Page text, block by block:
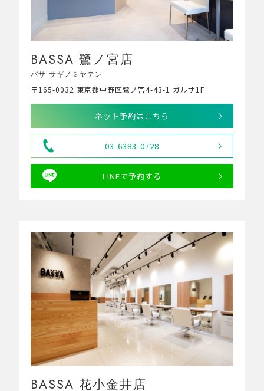
BASSA 鷺ノ宮店
バサ サギノミヤテン
〒165-0032 東京都中野区鷺ノ宮4-43-1 ガルサ1F
ネット予約はこちら
03-6383-0728
LINEで予約する
BASSA 花小金井店